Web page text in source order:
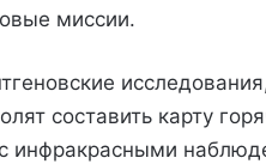
миссии.
составить карту
инфракрасными